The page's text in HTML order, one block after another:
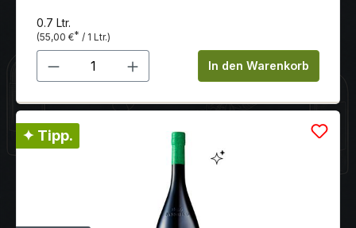
0.7 Ltr.
(55,00 €* / 1 Ltr.)
Produkt Anzahl: Gib denIn den Warenkorb
✦ Tipp.